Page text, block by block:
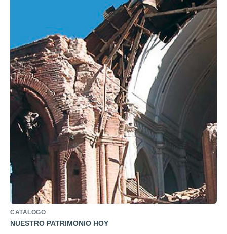
CATALOGO
NUESTRO PATRIMONIO HOY